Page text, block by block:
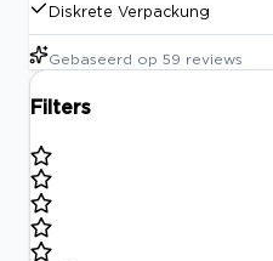
Diskrete Verpackung
Gebaseerd op 59 reviews
Filters